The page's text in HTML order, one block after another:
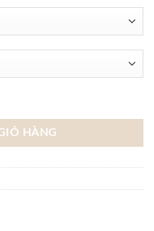
- Trắng số lượng
HÀNG